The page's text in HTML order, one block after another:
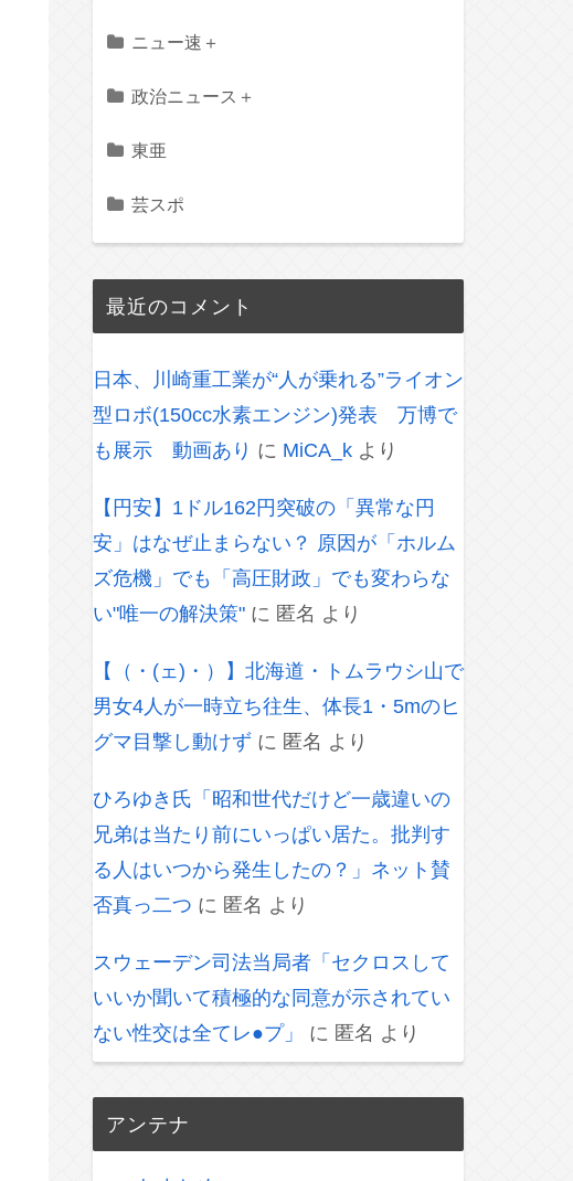
ニュー速＋
政治ニュース＋
東亜
芸スポ
最近のコメント
日本、川崎重工業が“人が乗れる”ライオン
型ロボ(150cc水素エンジン)発表 万博で
も展示 動画あり に MiCA_k より
【円安】1ドル162円突破の「異常な円
安」はなぜ止まらない？ 原因が「ホルム
ズ危機」でも「高圧財政」でも変わらな
い"唯一の解決策" に 匿名 より
【（・(ェ)・）】北海道・トムラウシ山で
男女4人が一時立ち往生、体長1・5mのヒ
グマ目撃し動けず に 匿名 より
ひろゆき氏「昭和世代だけど一歳違いの
兄弟は当たり前にいっぱい居た。批判す
る人はいつから発生したの？」ネット賛
否真っ二つ に 匿名 より
スウェーデン司法当局者「セクロスして
いいか聞いて積極的な同意が示されてい
ない性交は全てレ●プ」
に 匿名 より
アンテナ